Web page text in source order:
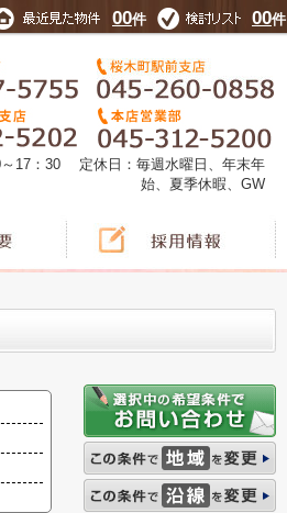
00件 00件
～17：30 定休日：毎週水曜日、年末年
始、夏季休暇、GW